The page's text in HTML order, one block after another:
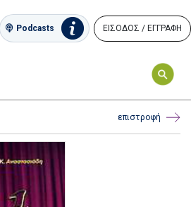
Podcasts ΕΙΣΟΔΟΣ / ΕΓΓΡΑΦΗ
επιστροφή